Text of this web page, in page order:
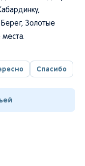
Золотые
места.
Спасибо